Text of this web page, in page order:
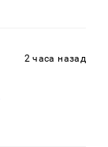
2 часа назад